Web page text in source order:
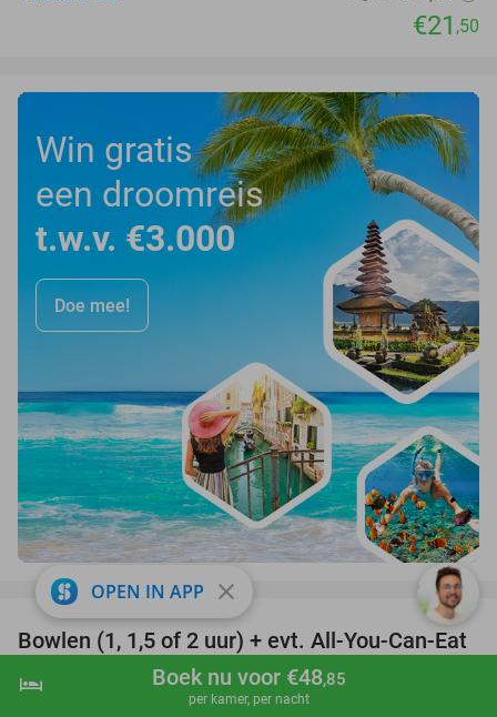
shopping_cart Boek nu
hotel Boek nu voor €48,85
per kamer, per nacht
€21 ,50
Win gratis
een droomreis
t.w.v. €3.000
Doe mee!
48%
favorite_border
Bowlen (1, 1,5 of 2 uur) + evt. All-You-Can-Eat
BBQ of steengrillen bij Bowling Westerpark
OPEN IN APP close